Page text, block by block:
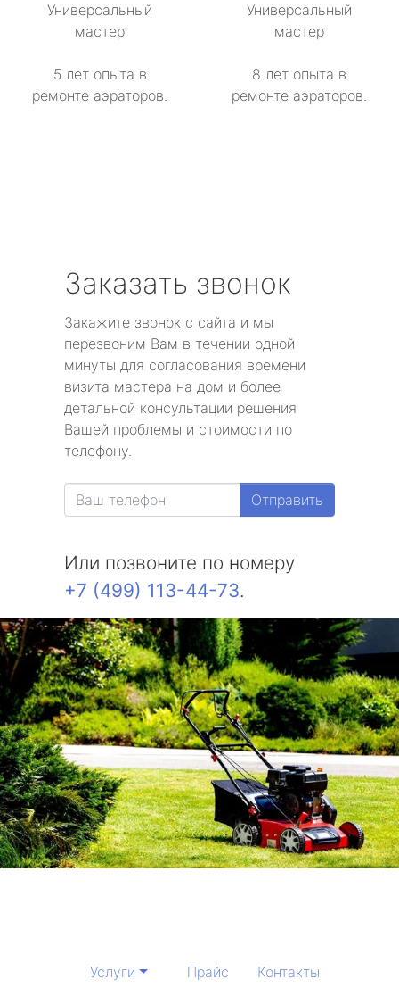
Универсальный
мастер
5 лет опыта в
ремонте аэраторов.
Универсальный
мастер
8 лет опыта в
ремонте аэраторов.
Заказать звонок
Закажите звонок с сайта и мы
перезвоним Вам в течении одной
минуты для согласования времени
визита мастера на дом и более
детальной консультации решения
Вашей проблемы и стоимости по
телефону.
Отправить
Или позвоните по номеру
+7 (499) 113-44-73.
Услуги Прайс Контакты